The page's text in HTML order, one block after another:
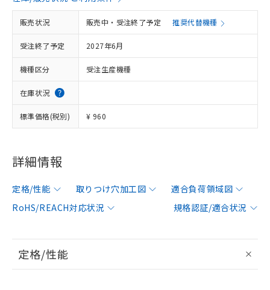
販売状況 販売中・受注終了予定 推奨代替機種
受注終了予定 2027年6月
機種区分 受注生産機種
在庫状況
標準価格(税別) ¥ 960
詳細情報
定格/性能 取りつけ穴加工図
適合負荷領域図
RoHS/REACH対応状況
規格認証/適合状況
定格/性能